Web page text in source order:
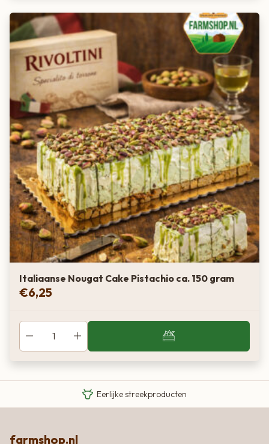
Italiaanse Nougat Cake Pistachio ca. 150 gram
€6,25
Eigen Limousin runderen
Eerlijke streekproducten
farmshop.nl